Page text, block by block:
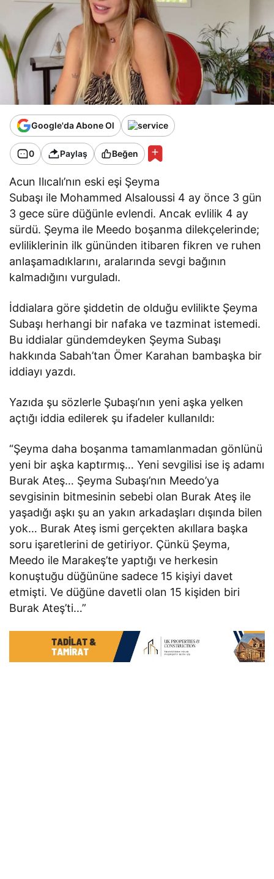
Google'da Abone Ol
0 Paylaş Beğen
Acun Ilıcalı’nın eski eşi Şeyma
Subaşı ile Mohammed Alsaloussi 4 ay önce 3 gün
3 gece süre düğünle evlendi. Ancak evlilik 4 ay
sürdü. Şeyma ile Meedo boşanma dilekçelerinde;
evliliklerinin ilk gününden itibaren fikren ve ruhen
anlaşamadıklarını, aralarında sevgi bağının
kalmadığını vurguladı.
İddialara göre şiddetin de olduğu evlilikte Şeyma
Subaşı herhangi bir nafaka ve tazminat istemedi.
Bu iddialar gündemdeyken Şeyma Subaşı
hakkında Sabah’tan Ömer Karahan bambaşka bir
iddiayı yazdı.
Yazıda şu sözlerle Şubaşı’nın yeni aşka yelken
açtığı iddia edilerek şu ifadeler kullanıldı:
“Şeyma daha boşanma tamamlanmadan gönlünü
yeni bir aşka kaptırmış… Yeni sevgilisi ise iş adamı
Burak Ateş… Şeyma Subaşı’nın Meedo’ya
sevgisinin bitmesinin sebebi olan Burak Ateş ile
yaşadığı aşkı şu an yakın arkadaşları dışında bilen
yok… Burak Ateş ismi gerçekten akıllara başka
soru işaretlerini de getiriyor. Çünkü Şeyma,
Meedo ile Marakeş’te yaptığı ve herkesin
konuştuğu düğününe sadece 15 kişiyi davet
etmişti. Ve düğüne davetli olan 15 kişiden biri
Burak Ateş’ti…”